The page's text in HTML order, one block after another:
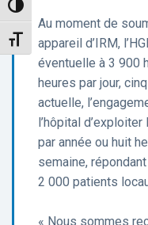
Toggle High Contrast
Toggle Font size
Au moment de
appareil d’IRM,
éventuelle à 3 900
heures par jour,
actuelle,
l’hôpital
par année ou huit
semaine,
2 000 patients
« Nous sommes